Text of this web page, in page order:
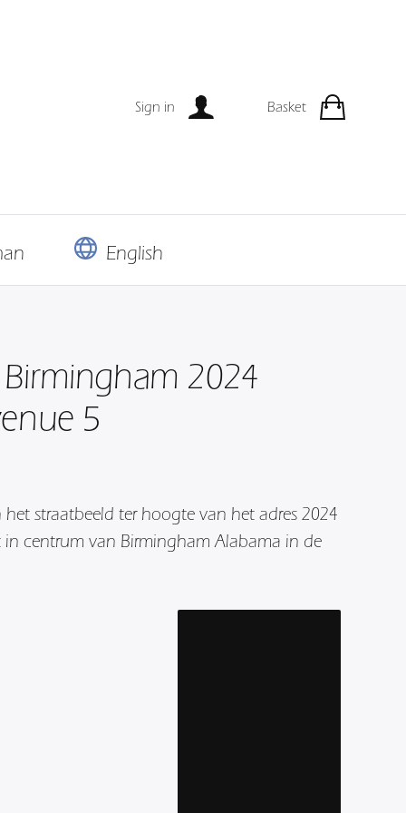
Sign in Basket
English
2024
5
straatbeeld ter hoogte van het adres 2024
in centrum van Birmingham Alabama in de